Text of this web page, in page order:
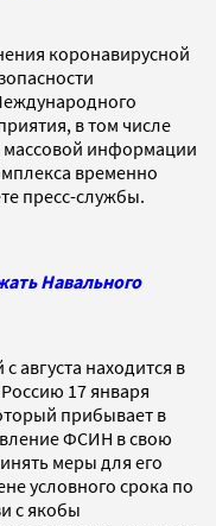
коронавирусной
в том числе
массовой информации
временно
пресс-службы.
Навального
августа находится в
17 января
прибывает в
ФСИН в свою
меры для его
условного срока по
с якобы